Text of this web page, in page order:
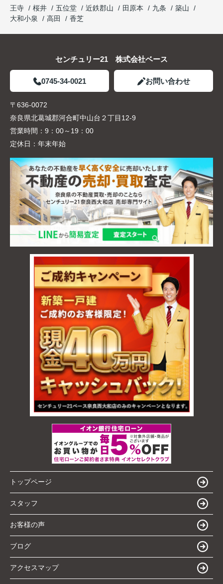
王寺
桜井 五位堂 近鉄郡山 田原本 九条
築山
大和小泉
高田 香芝
センチュリー21 株式会社ベース
0745-34-0021 お問い合わせ
〒636-0072
奈良県北葛城郡河合町中山台２丁目12-9
営業時間： 9：00～19：00
定休日： 年末年始
トップページ
スタッフ
お客様の声
ブログ
アクセスマップ